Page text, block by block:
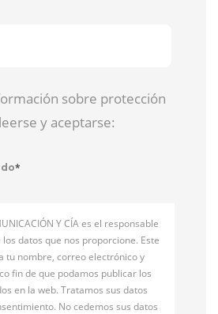
sobre protección
y aceptarse:
*
Y CÍA es el responsable
datos que nos proporcione. Este
tu nombre, correo electrónico y
fin de que podamos publicar los
en la web. Tratamos sus datos
No cedemos sus datos